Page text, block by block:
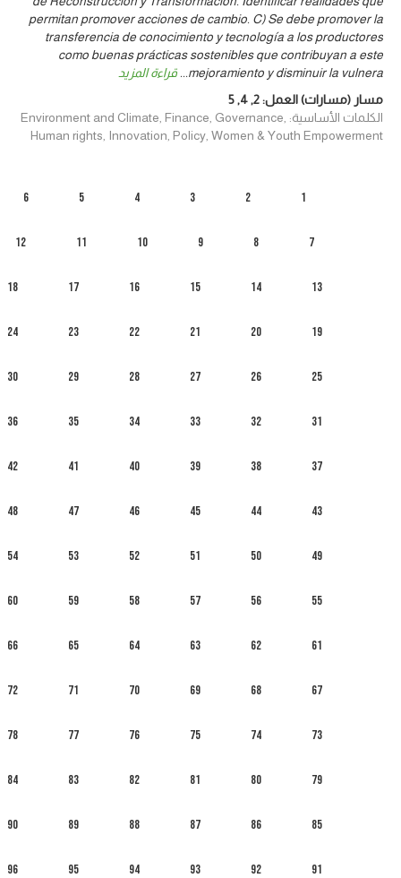
permitan promover acciones de cambio. C) Se debe promover la
transferencia de conocimiento y tecnología a los productores
como buenas prácticas sostenibles que contribuyan a este
mejoramiento y disminuir la vulnera
... قراءة المزيد
مسار (مسارات) العمل:2
,
4
,
5
الكلمات الأساسية: Environment and Climate, Finance, Governance,
Human rights, Innovation, Policy, Women & Youth Empowerment
1
2
3
4
5
6
7
8
9
10
11
12
13
14
15
16
17
18
19
20
21
22
23
24
25
26
27
28
29
30
31
32
33
34
35
36
37
38
39
40
41
42
43
44
45
46
47
48
49
50
51
52
53
54
55
56
57
58
59
60
61
62
63
64
65
66
67
68
69
70
71
72
73
74
75
76
77
78
79
80
81
82
83
84
85
86
87
88
89
90
91
92
93
94
95
96